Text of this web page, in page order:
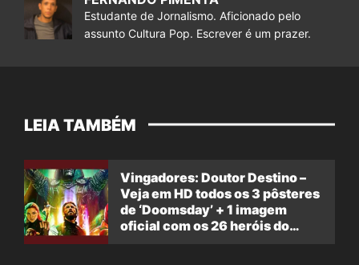
Estudante de Jornalismo. Aficionado pelo
assunto Cultura Pop. Escrever é um prazer.
LEIA TAMBÉM
Vingadores: Doutor Destino –
Veja em HD todos os 3 pôsteres
de ‘Doomsday’ + 1 imagem
oficial com os 26 heróis do